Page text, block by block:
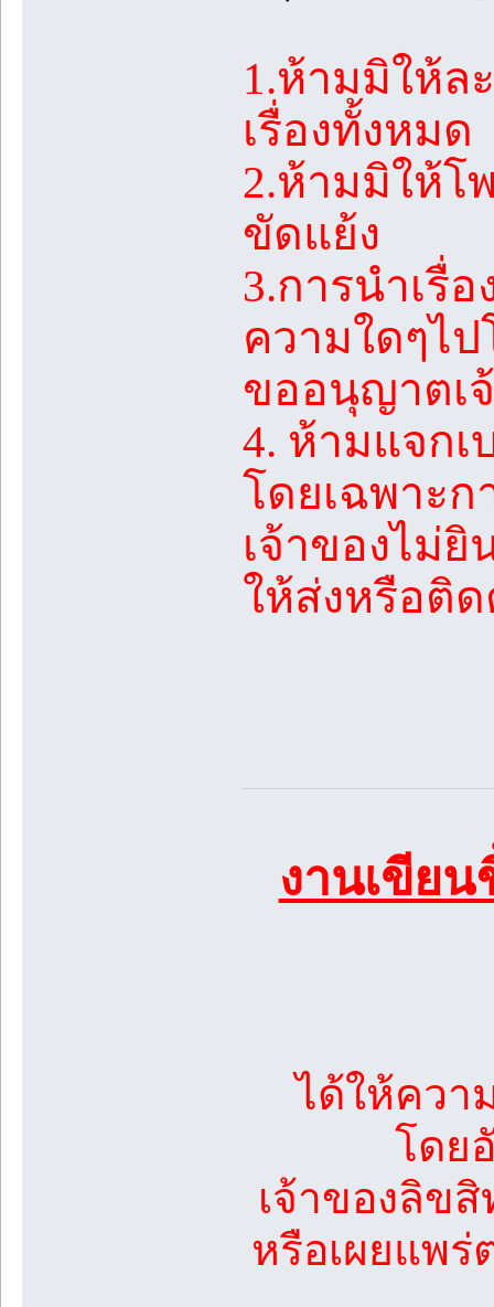
1.ห้ามมิให้ล
เรื่องทั้งหมด
2.ห้ามมิให้โ
ขัดแย้ง
3.การนำเรื่
ความใดๆไ
ขออนุญาตเ
4. ห้ามแจกเ
โดยเฉพาะ
เจ้าของไม่ยิ
ให้ส่งหรือติ
งานเขีย
ได้ให้ควา
โดย
เจ้าของลิข
หรือเผยแพ